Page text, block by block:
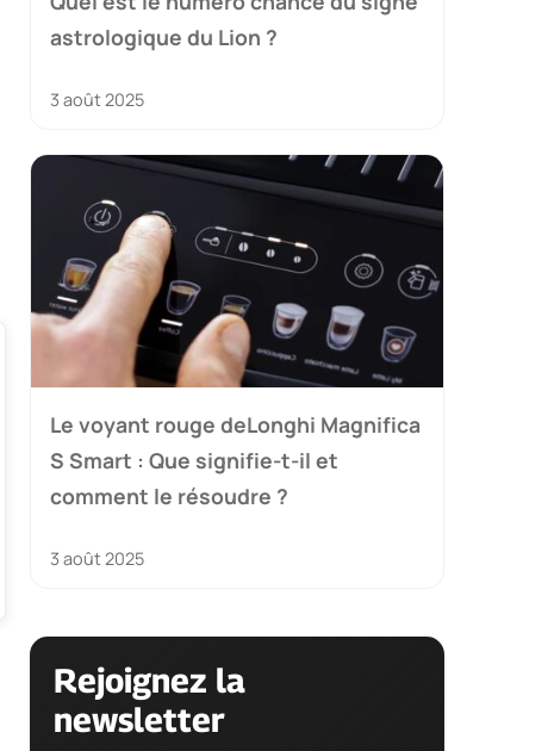
astrologique du Lion ?
3 août 2025
Le voyant rouge deLonghi Magnifica
S Smart : Que signifie-t-il et
comment le résoudre ?
3 août 2025
Rejoignez la
newsletter